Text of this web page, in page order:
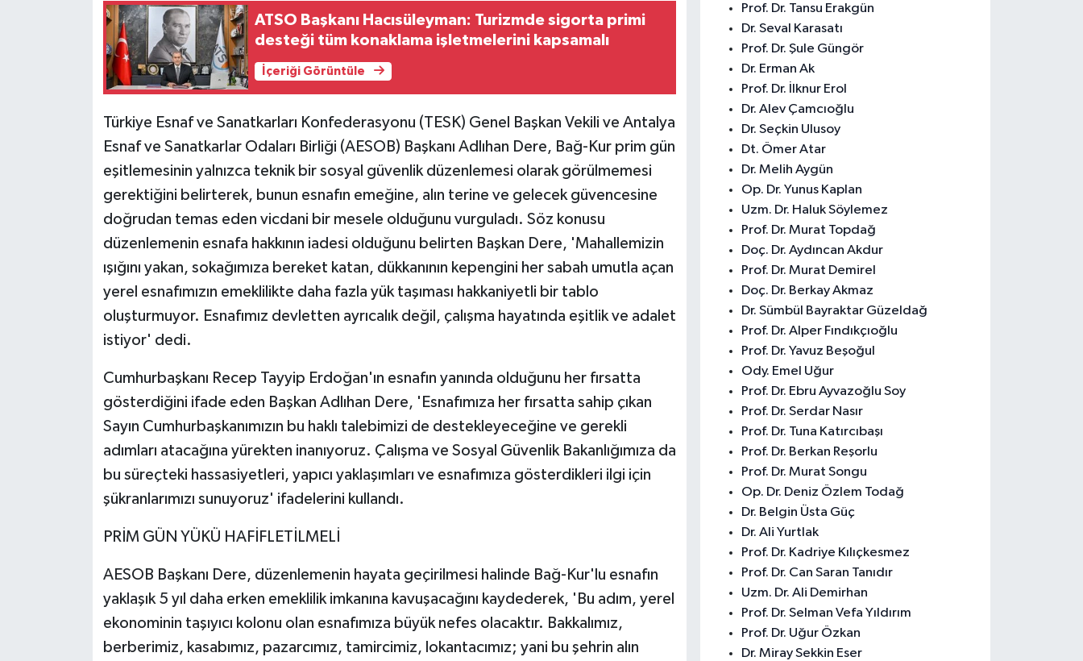
ATSO Başkanı Hacısüleyman: Turizmde sigorta primi
desteği tüm konaklama işletmelerini kapsamalı
İçeriği Görüntüle
Türkiye Esnaf ve Sanatkarları Konfederasyonu (TESK) Genel Başkan Vekili ve Antalya
Esnaf ve Sanatkarlar Odaları Birliği (AESOB) Başkanı Adlıhan Dere, Bağ-Kur prim gün
eşitlemesinin yalnızca teknik bir sosyal güvenlik düzenlemesi olarak görülmemesi
gerektiğini belirterek, bunun esnafın emeğine, alın terine ve gelecek güvencesine
doğrudan temas eden vicdani bir mesele olduğunu vurguladı. Söz konusu
düzenlemenin esnafa hakkının iadesi olduğunu belirten Başkan Dere, 'Mahallemizin
ışığını yakan, sokağımıza bereket katan, dükkanının kepengini her sabah umutla açan
yerel esnafımızın emeklilikte daha fazla yük taşıması hakkaniyetli bir tablo
oluşturmuyor. Esnafımız devletten ayrıcalık değil, çalışma hayatında eşitlik ve adalet
istiyor' dedi.
Cumhurbaşkanı Recep Tayyip Erdoğan'ın esnafın yanında olduğunu her fırsatta
gösterdiğini ifade eden Başkan Adlıhan Dere, 'Esnafımıza her fırsatta sahip çıkan
Sayın Cumhurbaşkanımızın bu haklı talebimizi de destekleyeceğine ve gerekli
adımları atacağına yürekten inanıyoruz. Çalışma ve Sosyal Güvenlik Bakanlığımıza da
bu süreçteki hassasiyetleri, yapıcı yaklaşımları ve esnafımıza gösterdikleri ilgi için
şükranlarımızı sunuyoruz' ifadelerini kullandı.
PRİM GÜN YÜKÜ HAFİFLETİLMELİ
AESOB Başkanı Dere, düzenlemenin hayata geçirilmesi halinde Bağ-Kur'lu esnafın
yaklaşık 5 yıl daha erken emeklilik imkanına kavuşacağını kaydederek, 'Bu adım, yerel
ekonominin taşıyıcı kolonu olan esnafımıza büyük nefes olacaktır. Bakkalımız,
berberimiz, kasabımız, pazarcımız, tamircimiz, lokantacımız; yani bu şehrin alın
Prof. Dr. Tansu Erakgün
Dr. Seval Karasatı
Prof. Dr. Şule Güngör
Dr. Erman Ak
Prof. Dr. İlknur Erol
Dr. Alev Çamcıoğlu
Dr. Seçkin Ulusoy
Dt. Ömer Atar
Dr. Melih Aygün
Op. Dr. Yunus Kaplan
Uzm. Dr. Haluk Söylemez
Prof. Dr. Murat Topdağ
Doç. Dr. Aydıncan Akdur
Prof. Dr. Murat Demirel
Doç. Dr. Berkay Akmaz
Dr. Sümbül Bayraktar Güzeldağ
Prof. Dr. Alper Fındıkçıoğlu
Prof. Dr. Yavuz Beşoğul
Ody. Emel Uğur
Prof. Dr. Ebru Ayvazoğlu Soy
Prof. Dr. Serdar Nasır
Prof. Dr. Tuna Katırcıbaşı
Prof. Dr. Berkan Reşorlu
Prof. Dr. Murat Songu
Op. Dr. Deniz Özlem Todağ
Dr. Belgin Üsta Güç
Dr. Ali Yurtlak
Prof. Dr. Kadriye Kılıçkesmez
Prof. Dr. Can Saran Tanıdır
Uzm. Dr. Ali Demirhan
Prof. Dr. Selman Vefa Yıldırım
Prof. Dr. Uğur Özkan
Dr. Miray Sekkin Eser